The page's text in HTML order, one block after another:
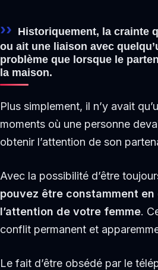
Historiquement, la crainte
ou ait une liaison avec
problème que lorsque le
la maison.
Plus simplement, il n’y avait
moments où une personne
obtenir l’attention de son
Avec la possibilité d’être
pouvez être constamment
l’attention de votre femme.
conflit permanent et
Le fait d’être obsédé par le